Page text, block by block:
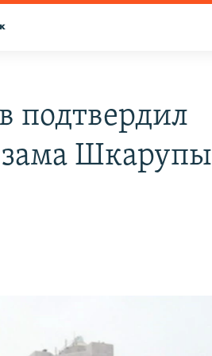
подтвердил
зама Шкарупы